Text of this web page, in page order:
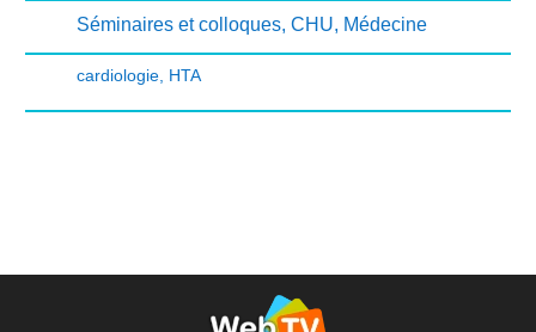
Séminaires et colloques, CHU, Médecine
cardiologie, HTA